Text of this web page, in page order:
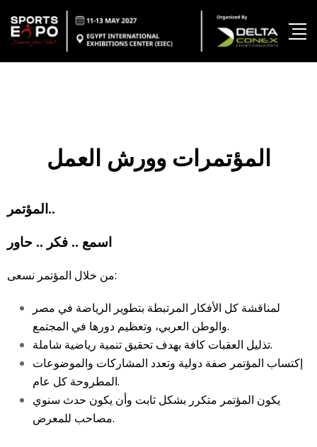
المؤتمرات وورش العمل
المؤتمر..
اسمع .. فكر .. حاور
من خلال المؤتمر نسعى:
لمناقشة كل الأفكار المرتبطة بتطوير الرياضة في مصر
والوطن العربي، وتعظيم دورها في المجتمع.
تذليل العقبات كافة بهدف تحقيق تنمية رياضية شاملة.
إكتساب المؤتمر صفة دولية وتعدد المشاركات والموضوعات
المطروحة كل عام.
يكون المؤتمر متكرر بشكل ثابت وأن يكون حدث سنوي
مصاحب للمعرض.